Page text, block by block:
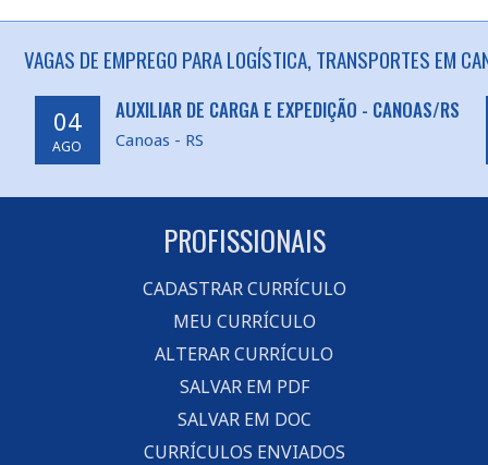
VAGAS DE EMPREGO PARA LOGÍSTICA, TRANSPORTES EM
04
AGO
AUXILIAR DE CARGA E EXPEDIÇÃO - CANOAS/RS
Canoas - RS
PROFISSIONAIS
CADASTRAR CURRÍCULO
MEU CURRÍCULO
ALTERAR CURRÍCULO
SALVAR EM PDF
SALVAR EM DOC
CURRÍCULOS ENVIADOS